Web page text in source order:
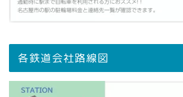
各鉄道会社路線図